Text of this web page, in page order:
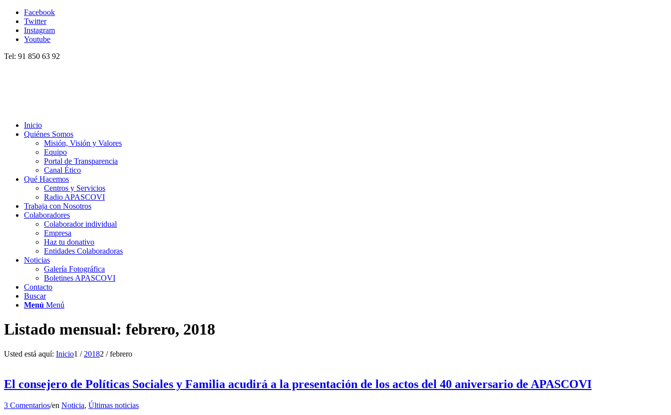
Facebook
Twitter
Instagram
Youtube
Tel: 91 850 63 92
Inicio
Quiénes Somos
Misión, Visión y Valores
Equipo
Portal de Transparencia
Canal Ético
Qué Hacemos
Centros y Servicios
Radio APASCOVI
Trabaja con Nosotros
Colaboradores
Colaborador individual
Empresa
Haz tu donativo
Entidades Colaboradoras
Noticias
Galería Fotográfica
Boletines APASCOVI
Contacto
Buscar
Menú Menú
Listado mensual: febrero, 2018
Usted está aquí: Inicio1 / 20182 / febrero
El consejero de Políticas Sociales y Familia acudirá a la presentación de los actos del 40 aniversario de APASCOVI
3 Comentarios/en Noticia, Últimas noticias